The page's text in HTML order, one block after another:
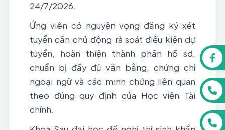
24/7/2026.
Ứng viên có nguyện vọng đăng ký xét
tuyển cần chủ động rà soát điều kiện dự
tuyển, hoàn thiện thành phần hồ sơ,
chuẩn bị đầy đủ văn bằng, chứng chỉ
ngoại ngữ và các minh chứng liên quan
theo đúng quy định của Học viện Tài
chính.